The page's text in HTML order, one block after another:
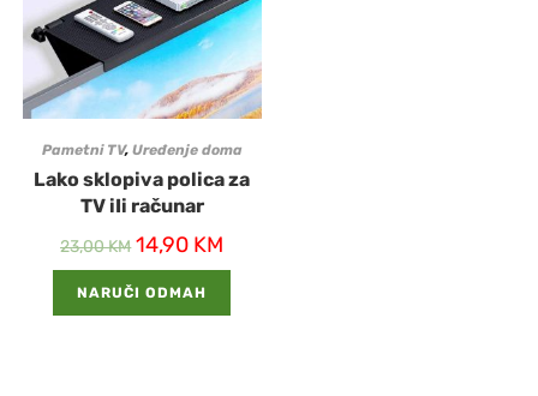
Pametni TV, Uređenje doma
Lako sklopiva polica za
TV iIi računar
23,00KM 14,90 KM
NARUČI ODMAH